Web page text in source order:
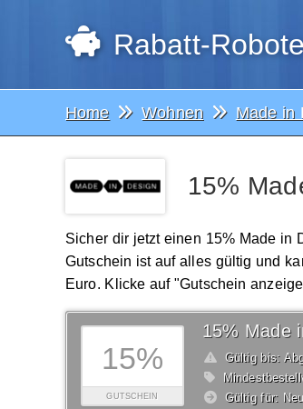
Rabatt-
Home Wohnen Made in
15%
Sicher dir jetzt einen 15% Made in
Gutschein ist auf alles gültig und
Euro. Klicke auf "Gutschein
15%
GUTSCHEIN
15% Made
Gültig bis:
Gültig für: